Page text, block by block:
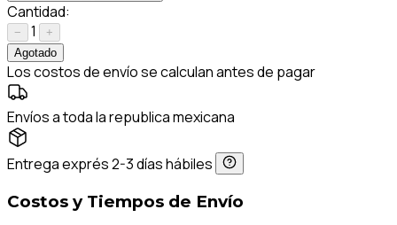
Cantidad:
− 1
+
Agotado
Los costos de envío se calculan antes de pagar
Envíos a toda la republica mexicana
Entrega exprés 2-3 días hábiles
Costos y Tiempos de Envío